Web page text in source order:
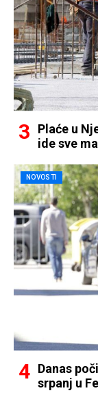
Plaće u
ide sve
NOVOSTI
Danas
srpanj u